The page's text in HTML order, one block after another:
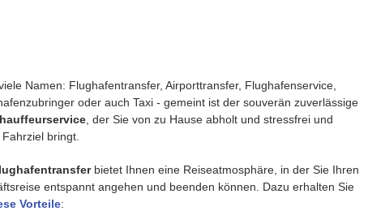
Namen: Flughafentransfer, Airporttransfer, Flughafenservice,
oder auch Taxi - gemeint ist der souverän zuverlässige
, der Sie von zu Hause abholt und stressfrei und
bringt.
bietet Ihnen eine Reiseatmosphäre, in der Sie Ihren
entspannt angehen und beenden können. Dazu erhalten Sie
Vorteile: